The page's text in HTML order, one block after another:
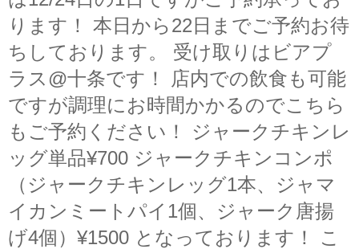
ります！ 本日から22日までご予約お待
ちしております。 受け取りはビアプ
ラス@十条です！ 店内での飲食も可能
ですが調理にお時間かかるのでこちら
もご予約ください！ ジャークチキンレ
ッグ単品¥700 ジャークチキンコンポ
（ジャークチキンレッグ1本、ジャマ
イカンミートパイ1個、ジャーク唐揚
げ4個）¥1500 となっております！ こ